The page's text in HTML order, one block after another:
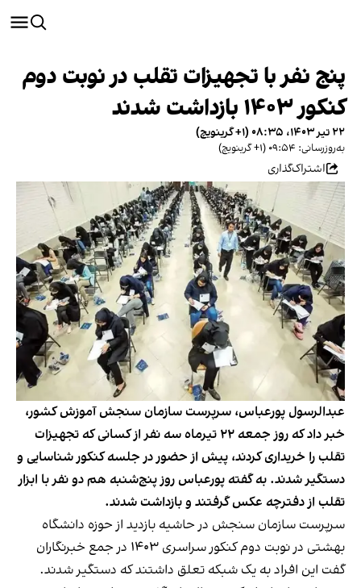
پنج نفر با تجهیزات تقلب در نوبت دوم
کنکور ۱۴۰۳ بازداشت شدند
۲۲ تیر ۱۴۰۳، ۰۸:۳۵ (‎+۱ گرینویچ)
به‌روزرسانی: ۰۹:۵۴ (‎+۱ گرینویچ)
اشتراک‌گذاری
عبدالرسول پورعباس، سرپرست سازمان سنجش آموزش کشور،
خبر داد که روز جمعه ۲۲ تیرماه سه نفر از کسانی که تجهیزات
تقلب را خریداری کردند، پیش از حضور در جلسه کنکور شناسایی و
دستگیر شدند. به گفته پورعباس روز پنج‌شنبه هم دو نفر با ابزار
تقلب از دفترچه عکس گرفتند و بازداشت شدند.
سرپرست سازمان سنجش در حاشیه بازدید از حوزه دانشگاه
بهشتی در نوبت دوم کنکور سراسری ۱۴۰۳ در جمع خبرنگاران
گفت این افراد به یک شبکه تعلق داشتند که دستگیر شدند.